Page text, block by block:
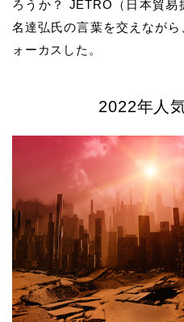
ろうか？ JETRO（日本貿易
名達弘氏の言葉を交えなが
ォーカスした。
2022年人